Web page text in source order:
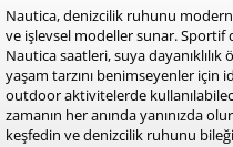
Nautica, denizcilik ruhunu
ve işlevsel modeller sunar.
Nautica saatleri, suya dayanıklılık
yaşam tarzını benimseyenler
outdoor aktivitelerde
zamanın her anında yanınızda
keşfedin ve denizcilik ruhunu